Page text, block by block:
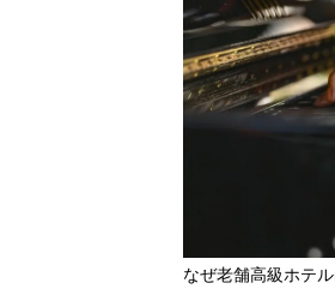
なぜ老舗高級ホテ